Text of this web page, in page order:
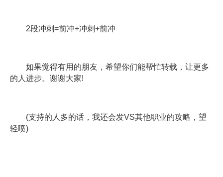
2段冲刺=前冲+冲刺+前冲
如果觉得有用的朋友，希望你们能帮忙转载，让更多
的人进步。谢谢大家!
(支持的人多的话，我还会发VS其他职业的攻略，望
轻喷)